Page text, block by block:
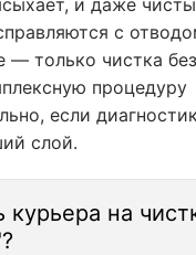
и даже
с
— только чистка
процедуру
если
слой.
курьера на